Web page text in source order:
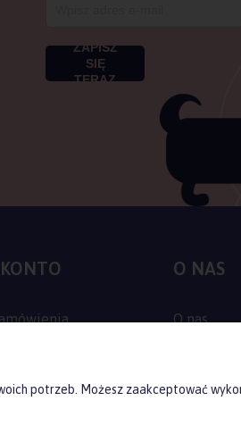
ZAPISZ
SIĘ
TERAZ
O NAS
O nas
potrzeb. Możesz zaakceptować